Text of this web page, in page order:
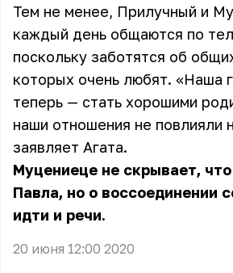
Тем не менее, Прилучный и
каждый день общаются по
поскольку заботятся об
которых очень любят. «Наша
теперь — стать хорошими
наши отношения не повлияли
заявляет Агата.
Муцениеце не скрывает,
Павла, но о воссоединении
идти и речи.
20 июня 12:00 2020